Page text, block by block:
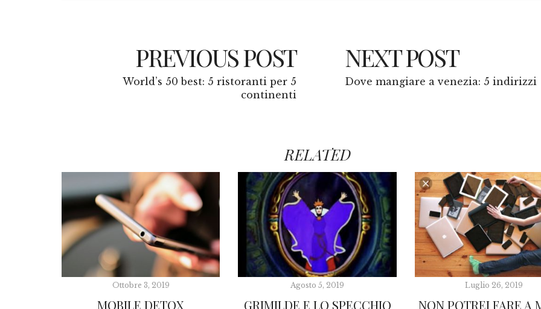
PREVIOUS POST
World’s 50 best: 5 ristoranti per 5
continenti
NEXT POST
Dove mangiare a venezia: 5 indirizzi
RELATED
Ottobre 3, 2019
MOBILE DETOX
Agosto 5, 2019
GRIMILDE E LO SPECCHIO
Luglio 26, 2019
NON POTREI FARE A